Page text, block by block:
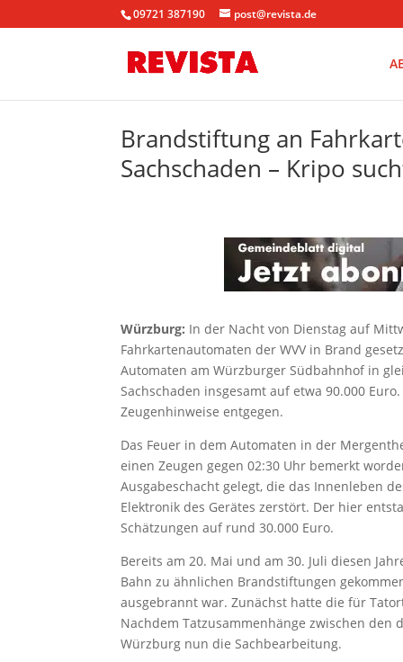
09721 387190 post@revista.de
Brandstiftung an
Sachschaden – Kripo
Würzburg: In der Nacht von Dienstag auf
Fahrkartenautomaten der WVV in Brand
Automaten am Würzburger Südbahnhof in
Sachschaden insgesamt auf etwa 90.000
Zeugenhinweise entgegen.
Das Feuer in dem Automaten in der
einen Zeugen gegen 02:30 Uhr bemerkt
Ausgabeschacht gelegt, die das Innenleben
Elektronik des Gerätes zerstört. Der hier
Schätzungen auf rund 30.000 Euro.
Bereits am 20. Mai und am 30. Juli diesen
Bahn zu ähnlichen Brandstiftungen
ausgebrannt war. Zunächst hatte die für
Nachdem Tatzusammenhänge zwischen
Würzburg nun die Sachbearbeitung.